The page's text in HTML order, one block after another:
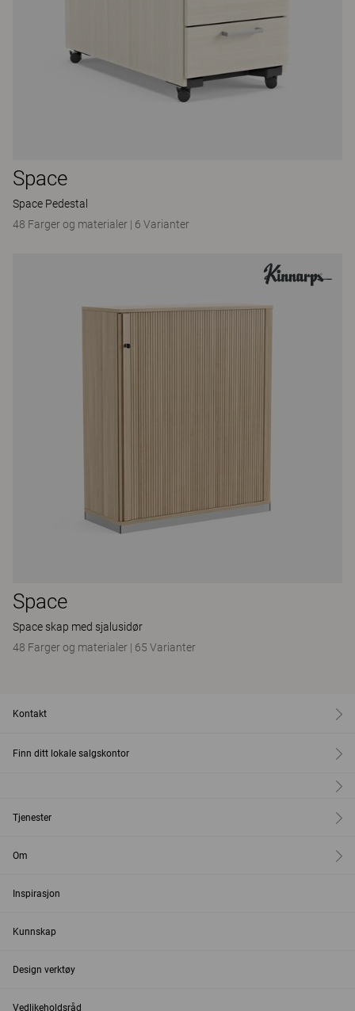
Space
Space Pedestal
48 Farger og materialer | 6 Varianter
Space
Space skap med sjalusidør
48 Farger og materialer | 65 Varianter
Kontakt
Finn ditt lokale salgskontor
Tjenester
Om
Inspirasjon
Kunnskap
Design verktøy
Vedlikeholdsråd